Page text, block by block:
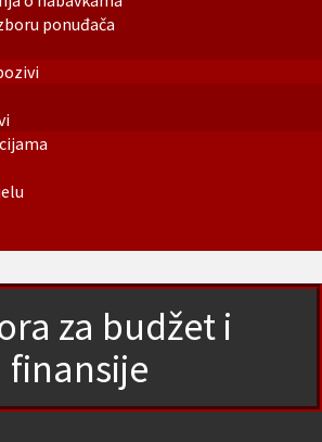
ponuđača
za budžet i
finansije